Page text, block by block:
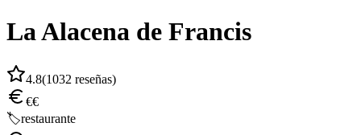
La Alacena de Francis
4.8(1032 reseñas)
€€
🏷️restaurante